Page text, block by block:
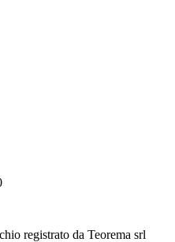
registrato da Teorema srl